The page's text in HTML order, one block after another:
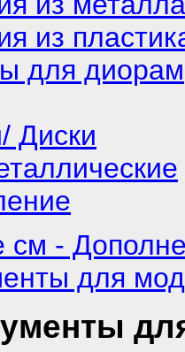
из
для диорам
Диски
см -
для